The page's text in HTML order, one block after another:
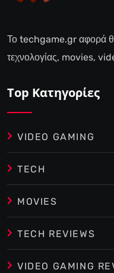
Το techgame.gr αφορά
τεχνολογίας, movies,
Top Κατηγορίες
VIDEO GAMING
TECH
MOVIES
TECH REVIEWS
VIDEO GAMING